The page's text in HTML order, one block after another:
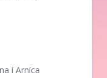
i Arnica